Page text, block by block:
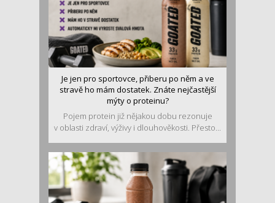
Je jen pro sportovce, přiberu po něm a ve
stravě ho mám dostatek. Znáte nejčastější
mýty o proteinu?
Pojem protein již nějakou dobu rezonuje
v oblasti zdraví, výživy i dlouhověkosti. Přesto...